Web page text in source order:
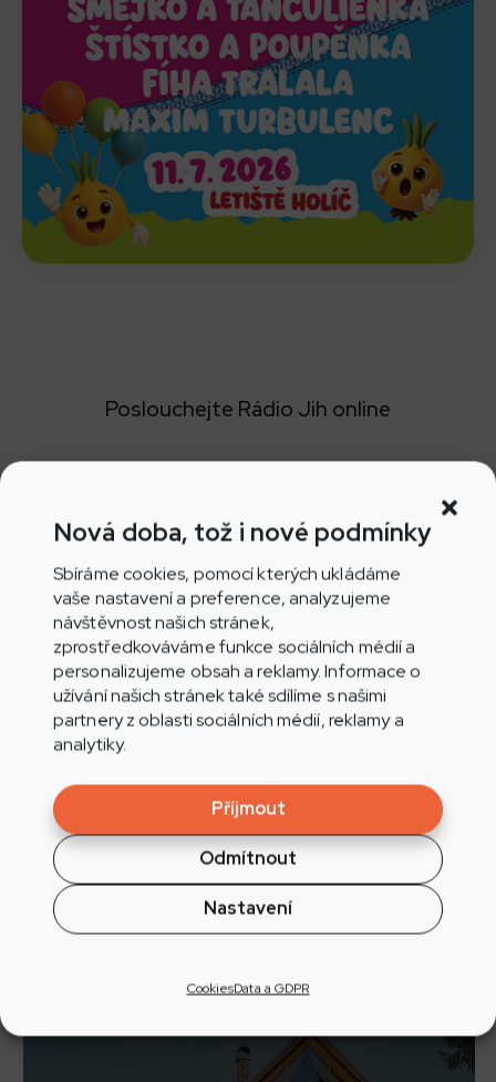
Nová doba, tož i nové podmínky
Sbíráme cookies, pomocí kterých ukládáme
vaše nastavení a preference, analyzujeme
návštěvnost našich stránek,
zprostředkováváme funkce sociálních médií a
personalizujeme obsah a reklamy. Informace o
užívání našich stránek také sdílíme s našimi
partnery z oblasti sociálních médií, reklamy a
analytiky.
Příjmout
Odmítnout
Nastavení
CookiesData a GDPR
Poslouchejte Rádio Jih online
Poslouchejte přímo v prohlížeči
Aplikace Play.cz pro Android
Aplikace Play.cz pro iOS
Nepřehlédněte